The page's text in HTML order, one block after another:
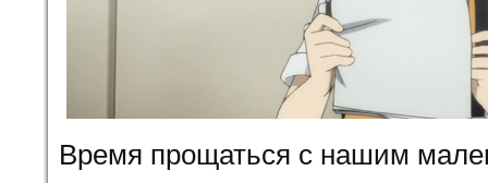
Время прощаться c нашим